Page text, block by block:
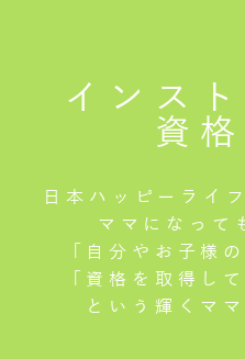
インス
資
日本ハッピーライ
ママになって
「自分やお子様
「資格を取得し
という輝くマ